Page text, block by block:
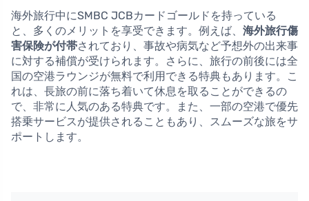
海外旅行中にSMBC JCBカードゴールドを持っている
と、多くのメリットを享受できます。例えば、 海外旅行傷
害保険が付帯されており、事故や病気など予想外の出来事
に対する補償が受けられます。さらに、旅行の前後には全
国の空港ラウンジが無料で利用できる特典もあります。こ
れは、長旅の前に落ち着いて休息を取ることができるの
で、非常に人気のある特典です。また、一部の空港で優先
搭乗サービスが提供されることもあり、スムーズな旅をサ
ポートします。